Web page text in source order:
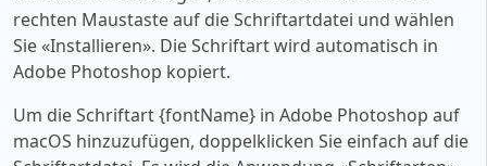
rechten Maustaste auf die Schriftartdatei und wählen
Sie «‎Installieren». Die Schriftart wird automatisch in
Adobe Photoshop kopiert.
Um die Schriftart {fontName} in Adobe Photoshop auf
macOS hinzuzufügen, doppelklicken Sie einfach auf die